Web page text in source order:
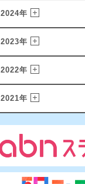
2024年
2023年
2022年
2021年